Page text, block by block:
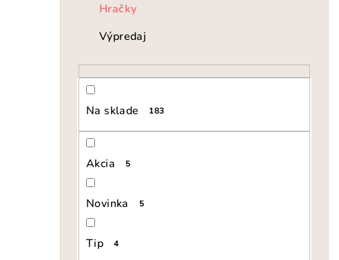
Hračky
Výpredaj
Na sklade 183
Akcia 5
Novinka 5
Tip 4